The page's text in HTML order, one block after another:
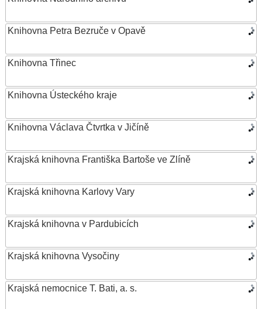
Knihovna Petra Bezruče v Opavě
Knihovna Třinec
Knihovna Ústeckého kraje
Knihovna Václava Čtvrtka v Jičíně
Krajská knihovna Františka Bartoše ve Zlíně
Krajská knihovna Karlovy Vary
Krajská knihovna v Pardubicích
Krajská knihovna Vysočiny
Krajská nemocnice T. Bati, a. s.